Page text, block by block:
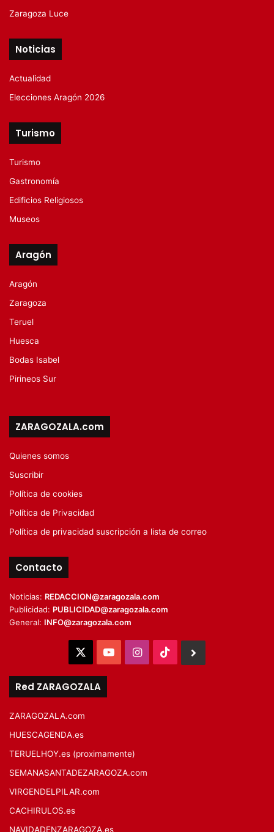
Zaragoza Luce
Noticias
Actualidad
Elecciones Aragón 2026
Turismo
Turismo
Gastronomía
Edificios Religiosos
Museos
Aragón
Aragón
Zaragoza
Teruel
Huesca
Bodas Isabel
Pirineos Sur
ZARAGOZALA.com
Quienes somos
Suscribir
Política de cookies
Política de Privacidad
Política de privacidad suscripción a lista de correo
Contacto
Noticias: REDACCION@zaragozala.com
Publicidad: PUBLICIDAD@zaragozala.com
General: INFO@zaragozala.com
YouTubeInstagram
TikTok
Red ZARAGOZALA
ZARAGOZALA.com
HUESCAGENDA.es
TERUELHOY.es (proximamente)
SEMANASANTADEZARAGOZA.com
VIRGENDELPILAR.com
CACHIRULOS.es
NAVIDADENZARAGOZA.es